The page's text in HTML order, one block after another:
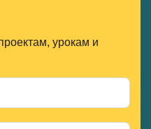
урокам и